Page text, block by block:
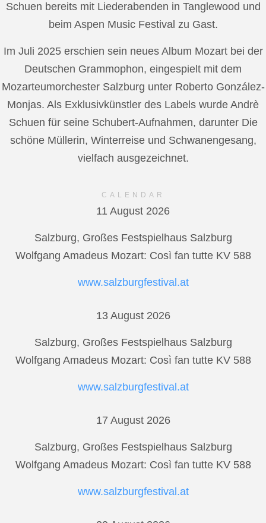
Schuen bereits mit Liederabenden in Tanglewood und
beim Aspen Music Festival zu Gast.
Im Juli 2025 erschien sein neues Album Mozart bei der
Deutschen Grammophon, eingespielt mit dem
Mozarteumorchester Salzburg unter Roberto González-
Monjas. Als Exklusivkünstler des Labels wurde Andrè
Schuen für seine Schubert-Aufnahmen, darunter Die
schöne Müllerin, Winterreise und Schwanengesang,
vielfach ausgezeichnet.
CALENDAR
11 August 2026
Salzburg, Großes Festspielhaus Salzburg
Wolfgang Amadeus Mozart: Così fan tutte KV 588
www.salzburgfestival.at
13 August 2026
Salzburg, Großes Festspielhaus Salzburg
Wolfgang Amadeus Mozart: Così fan tutte KV 588
www.salzburgfestival.at
17 August 2026
Salzburg, Großes Festspielhaus Salzburg
Wolfgang Amadeus Mozart: Così fan tutte KV 588
www.salzburgfestival.at